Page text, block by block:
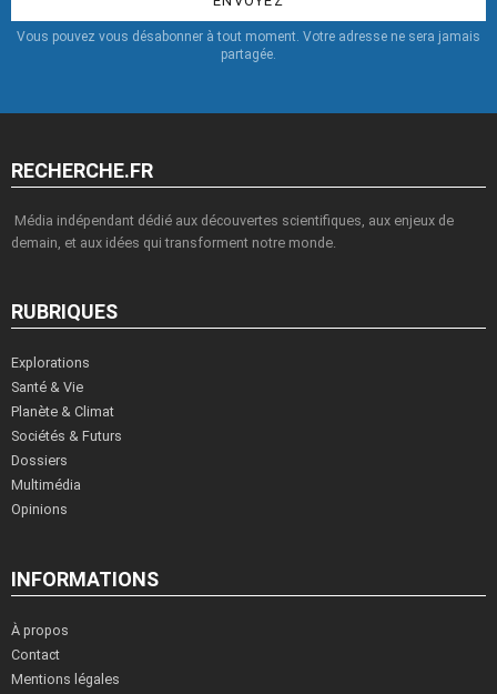
Vous pouvez vous désabonner à tout moment. Votre adresse ne sera jamais
partagée.
RECHERCHE.FR
Média indépendant dédié aux découvertes scientifiques, aux enjeux de
demain, et aux idées qui transforment notre monde.
RUBRIQUES
Explorations
Santé & Vie
Planète & Climat
Sociétés & Futurs
Dossiers
Multimédia
Opinions
INFORMATIONS
À propos
Contact
Mentions légales